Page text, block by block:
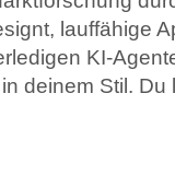
lauffähige
KI-
deinem Stil.